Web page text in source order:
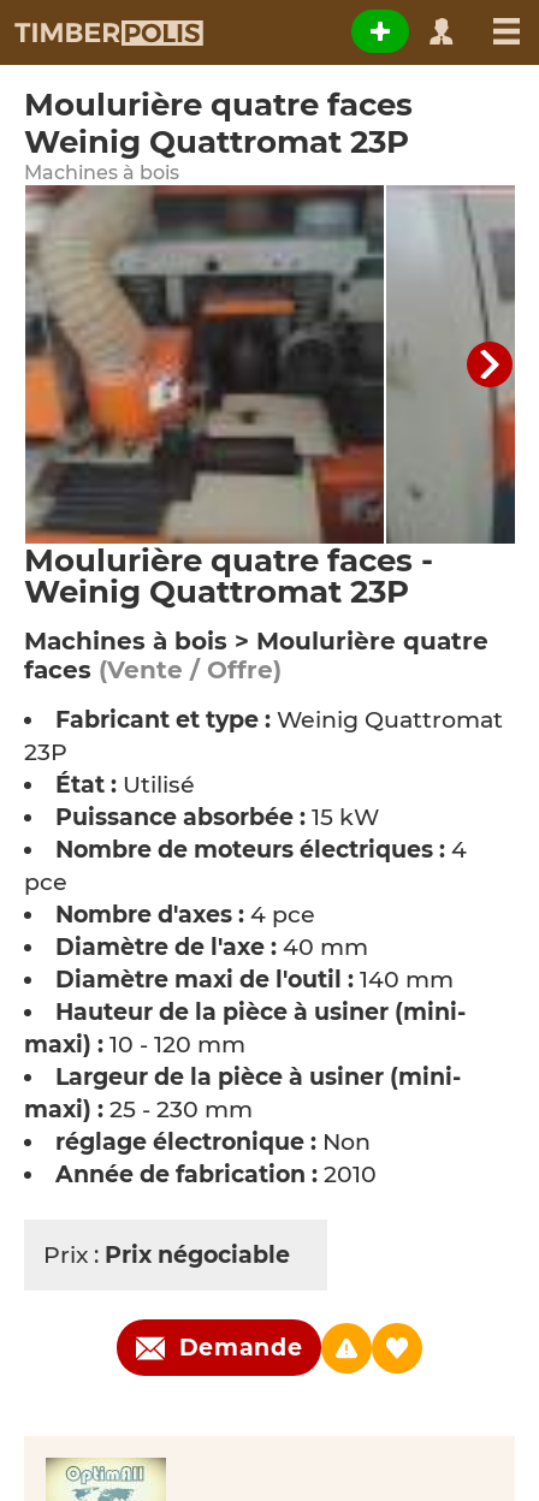
Moulurière quatre faces
Weinig Quattromat 23P
Machines à bois
Moulurière quatre faces -
Weinig Quattromat 23P
Machines à bois > Moulurière quatre
faces (Vente / Offre)
Fabricant et type : Weinig Quattromat
23P
État : Utilisé
Puissance absorbée : 15 kW
Nombre de moteurs électriques : 4
pce
Nombre d'axes : 4 pce
Diamètre de l'axe : 40 mm
Diamètre maxi de l'outil : 140 mm
Hauteur de la pièce à usiner (mini-
maxi) : 10 - 120 mm
Largeur de la pièce à usiner (mini-
maxi) : 25 - 230 mm
réglage électronique : Non
Année de fabrication : 2010
Prix : Prix négociable
Demande